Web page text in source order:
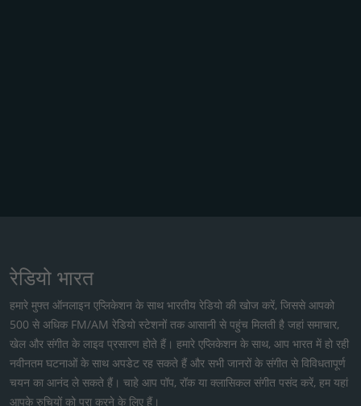
रेडियो भारत
हमारे मुफ्त ऑनलाइन एप्लिकेशन के साथ भारतीय रेडियो की खोज करें, जिससे आपको
500 से अधिक FM/AM रेडियो स्टेशनों तक आसानी से पहुंच मिलती है जहां समाचार,
खेल और संगीत के लाइव प्रसारण होते हैं। हमारे एप्लिकेशन के साथ, आप भारत में हो रही
नवीनतम घटनाओं के साथ अपडेट रह सकते हैं और सभी जानरों के संगीत से विविधतापूर्ण
चयन का आनंद ले सकते हैं। चाहे आप पॉप, रॉक या क्लासिकल संगीत पसंद करें, हम यहां
आपके रुचियों को पूरा करने के लिए हैं।